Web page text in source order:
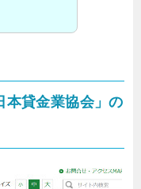
本貸金業協会」の